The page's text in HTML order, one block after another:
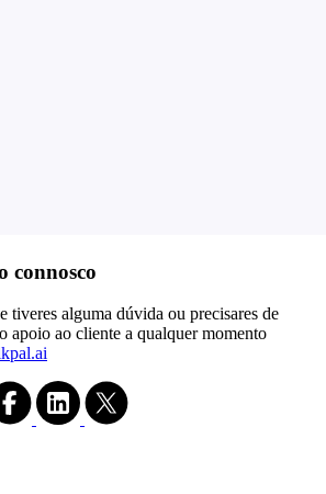
connosco
tiveres alguma dúvida ou precisares de
apoio ao cliente a qualquer momento